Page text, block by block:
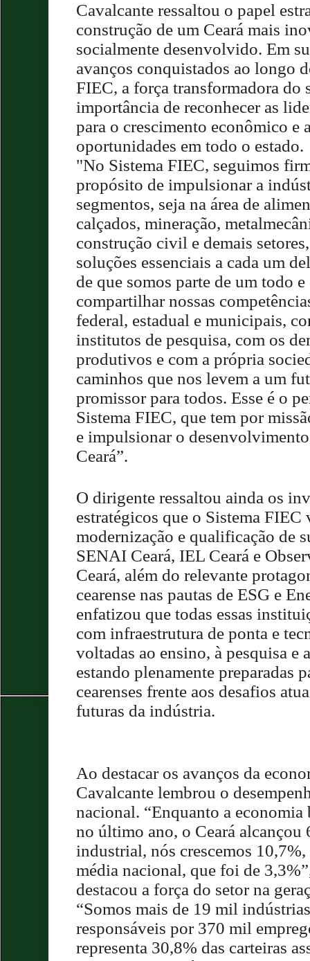
Cavalcante ressaltou o papel
construção de um Ceará mais
socialmente desenvolvido. Em
avanços conquistados ao longo
FIEC, a força transformadora do
importância de reconhecer as
para o crescimento econômico e
oportunidades em todo o estado.
"No Sistema FIEC, seguimos
propósito de impulsionar a
segmentos, seja na área de
calçados, mineração,
construção civil e demais
soluções essenciais a cada um
de que somos parte de um todo
compartilhar nossas
federal, estadual e municipais,
institutos de pesquisa, com os
produtivos e com a própria
caminhos que nos levem a um
promissor para todos. Esse é o
Sistema FIEC, que tem por
e impulsionar o
Ceará”.
O dirigente ressaltou ainda os
estratégicos que o Sistema FIEC
modernização e qualificação de
SENAI Ceará, IEL Ceará e
Ceará, além do relevante
cearense nas pautas de ESG e
enfatizou que todas essas
com infraestrutura de ponta e
voltadas ao ensino, à pesquisa e
estando plenamente preparadas
cearenses frente aos desafios
futuras da indústria.
Ao destacar os avanços da
Cavalcante lembrou o
nacional. “Enquanto a economia
no último ano, o Ceará alcançou
industrial, nós crescemos
média nacional, que foi de
destacou a força do setor na
“Somos mais de 19 mil
responsáveis por 370 mil
representa 30,8% das carteiras